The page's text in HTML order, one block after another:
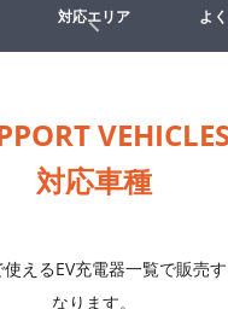
対応エリア よ
対応車種
えるEV充電器一覧で販売
なります。